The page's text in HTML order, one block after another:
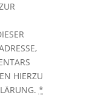
HIERZU
*